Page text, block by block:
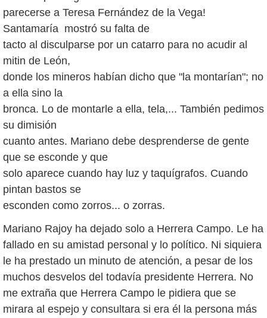
parecerse a Teresa Fernández de la Vega!
Santamaría mostró su falta de
tacto al disculparse por un catarro para no acudir al
mitin de León,
donde los mineros habían dicho que "la montarían"; no
a ella sino la
bronca. Lo de montarle a ella, tela,... También pedimos
su dimisión
cuanto antes. Mariano debe desprenderse de gente
que se esconde y que
solo aparece cuando hay luz y taquígrafos. Cuando
pintan bastos se
esconden como zorros... o zorras.
Mariano Rajoy ha dejado solo a Herrera Campo. Le ha
fallado en su amistad personal y lo político. Ni siquiera
le ha prestado un minuto de atención, a pesar de los
muchos desvelos del todavía presidente Herrera. No
me extraña que Herrera Campo le pidiera que se
mirara al espejo y consultara si era él la persona más